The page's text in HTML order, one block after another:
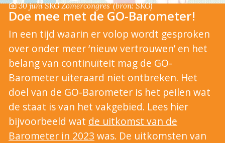
‘30 juni SKG Zomercongres’(bron: SKG)
Doe mee met de GO-Barometer!
In een tijd waarin er volop wordt gesproken
over onder meer ‘nieuw vertrouwen’ en het
belang van continuïteit mag de GO-
Barometer uiteraard niet ontbreken. Het
doel van de GO-Barometer is het peilen wat
de staat is van het vakgebied. Lees hier
bijvoorbeeld wat de uitkomst van de
Barometer in 2023 was. De uitkomsten van